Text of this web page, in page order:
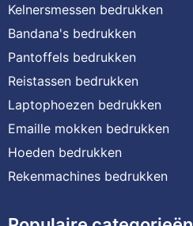
Kelnersmessen bedrukken
Bandana's bedrukken
Pantoffels bedrukken
Reistassen bedrukken
Laptophoezen bedrukken
Emaille mokken bedrukken
Hoeden bedrukken
Rekenmachines bedrukken